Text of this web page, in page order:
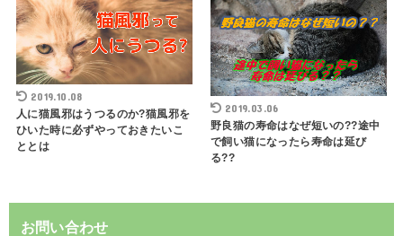
2019.10.08
人に猫風邪はうつるのか?猫風邪を
ひいた時に必ずやっておきたいこ
ととは
2019.03.06
野良猫の寿命はなぜ短いの??途中
で飼い猫になったら寿命は延び
る??
お問い合わせ